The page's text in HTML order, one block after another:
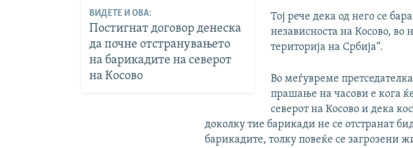
ВИДЕТЕ И ОВА:
Постигнат договор денеска
да почне отстранувањето
на барикадите на северот
на Косово
Тој рече дека од него се
независноста на Косово, во
територија на Србија“.
Во меѓувреме
прашање на часови е кога
северот на Косово и дека
доколку тие барикади не се отстранат
барикадите, толку повеќе се загрозени